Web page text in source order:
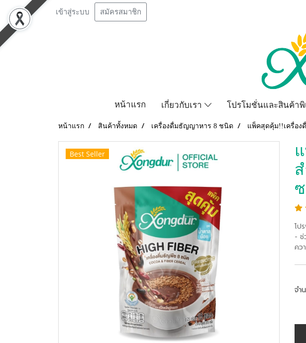
เข้าสู่ระบบ สมัครสมาชิก
หน้าแรก เกี่ยวกับเรา โปรโมชั่นและสินค้า
หน้าแรก สินค้าทั้งหมด เครื่องดื่มธัญญาหาร 8 ชนิด แพ็คสุดคุ้ม!!เครื่อง
Best Seller
โป
- ช่
คว
จำ